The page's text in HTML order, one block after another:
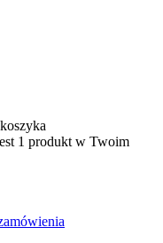
1 produkt w Twoim